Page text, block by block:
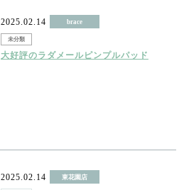
2025.02.14 brace
未分類
大好評のラダメールピンプルパッド
2025.02.14 東花園店